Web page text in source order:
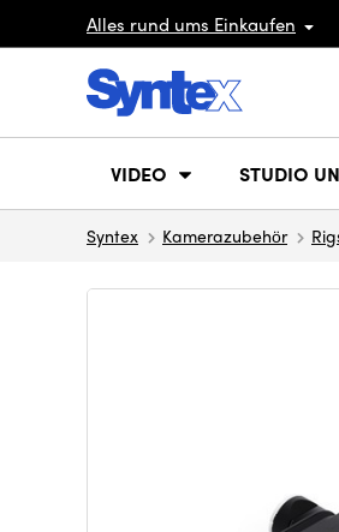
Alles rund ums Einkaufen
VIDEO STUDIO
Syntex Kamerazubehör